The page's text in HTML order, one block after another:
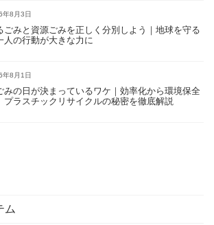
年8月3日
ごみと資源ごみを正しく分別しよう｜地球を守る
人の行動が大きな力に
年8月1日
みの日が決まっているワケ｜効率化から環境保全
プラスチックリサイクルの秘密を徹底解説
ム